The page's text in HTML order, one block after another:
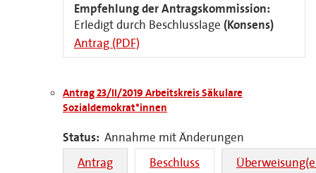
Empfehlung der Antragskommission:
Erledigt durch Beschlusslage (Konsens)
Antrag (PDF)
Antrag 23/II/2019 Arbeitskreis Säkulare
Sozialdemokrat*innen
Status: Annahme mit Änderungen
Antrag
Beschluss